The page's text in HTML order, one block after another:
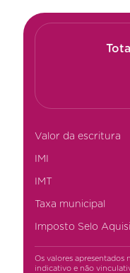
Valor da escritura
IMI
IMT
Taxa municipal
Imposto Selo
Os valores apresentados
indicativo e não